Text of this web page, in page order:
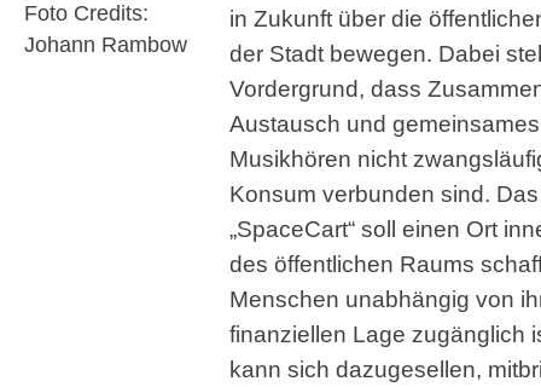
Foto Credits:
Johann Rambow
in Zukunft über die
der Stadt bewegen. Dabei
Vordergrund, dass
Austausch und gemeinsames
Musikhören nicht
Konsum verbunden sind. Das
„SpaceCart“ soll einen Ort
des öffentlichen Raums
Menschen unabhängig von
finanziellen Lage zugänglich
kann sich dazugesellen,